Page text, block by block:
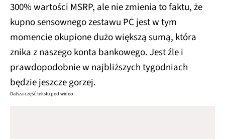
300% wartości MSRP, ale nie zmienia to faktu, że
kupno sensownego zestawu PC jest w tym
momencie okupione dużo większą sumą, która
znika z naszego konta bankowego. Jest źle i
prawdopodobnie w najbliższych tygodniach
będzie jeszcze gorzej.
Dalsza część tekstu pod wideo